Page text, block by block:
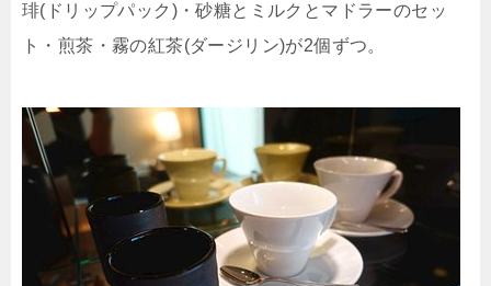
琲(ドリップパック)・砂糖とミルクとマドラーのセッ
ト・煎茶・霧の紅茶(ダージリン)が2個ずつ。